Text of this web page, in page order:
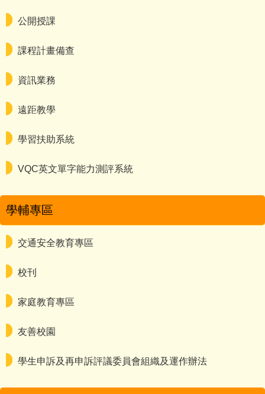
公開授課
課程計畫備查
資訊業務
遠距教學
學習扶助系統
VQC英文單字能力測評系統
學輔專區
交通安全教育專區
校刊
家庭教育專區
友善校園
學生申訴及再申訴評議委員會組織及運作辦法